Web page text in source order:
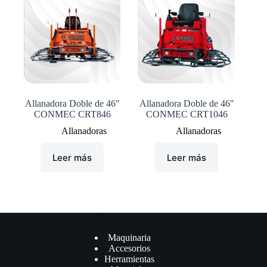
Allanadora Doble de 46″
CONMEC CRT846
Allanadoras
Leer más
Allanadora Doble de 46″
CONMEC CRT1046
Allanadoras
Leer más
Maquinaria
Accesorios
Herramientas